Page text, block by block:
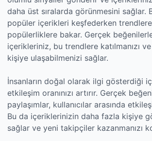
daha üst sıralarda görünmesini sağlar.
popüler içerikleri keşfederken
popülerliklere bakar. Gerçek
içerikleriniz, bu trendlere katılmanızı
kişiye ulaşabilmenizi sağlar.
İnsanların doğal olarak ilgi gösterdiği
etkileşim oranınızı artırır. Gerçek
paylaşımlar, kullanıcılar arasında
Bu da içeriklerinizin daha fazla kişiye
sağlar ve yeni takipçiler kazanmanızı